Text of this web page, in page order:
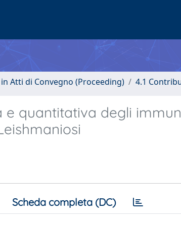
Atti di Convegno (Proceeding) 4.1
quantitativa degli
Scheda completa (DC)